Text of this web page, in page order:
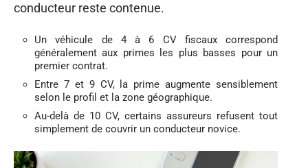
conducteur reste contenue.
Un véhicule de 4 à 6 CV fiscaux correspond
généralement aux primes les plus basses pour un
premier contrat.
Entre 7 et 9 CV, la prime augmente sensiblement
selon le profil et la zone géographique.
Au-delà de 10 CV, certains assureurs refusent tout
simplement de couvrir un conducteur novice.